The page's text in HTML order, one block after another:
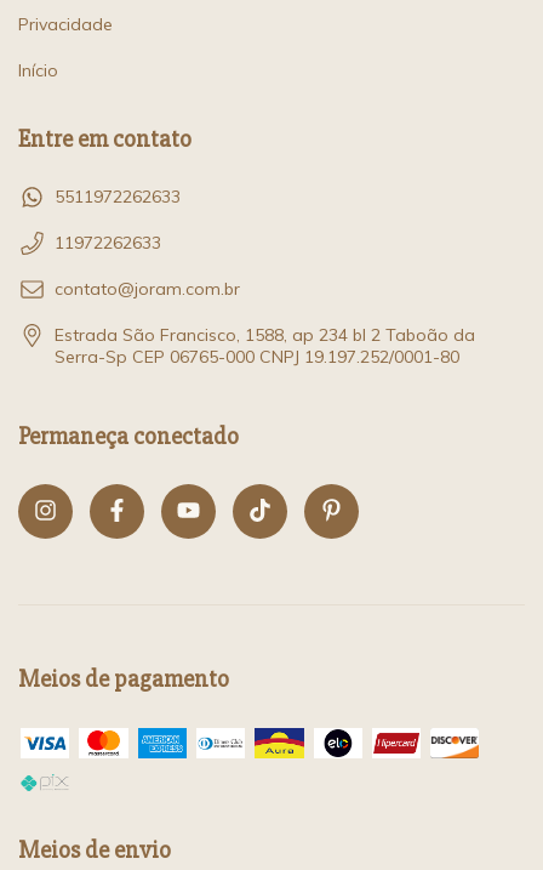
Privacidade
Início
Entre em contato
5511972262633
11972262633
contato@joram.com.br
Estrada São Francisco, 1588, ap 234 bl 2 Taboão da
Serra-Sp CEP 06765-000 CNPJ 19.197.252/0001-80
Permaneça conectado
Meios de pagamento
Meios de envio